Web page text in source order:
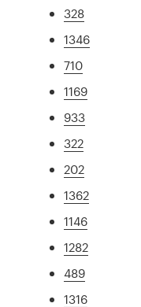
328
1346
710
1169
933
322
202
1362
1146
1282
489
1316